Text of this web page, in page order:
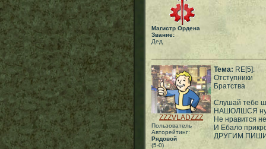
Магистр Ордена
Звание:
Дед
ZZZVLADZZZ
Пользователь
Авторейтинг:
Рядовой
(5-0)
Тема: RE[5]:
Отступники
Братства
Слушай тебе
НАШОЛШСЯ ну
Не нравится
И Ебало
ДРУГИМ ПИШИ